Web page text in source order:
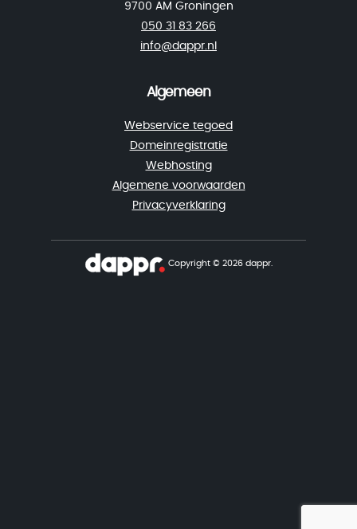
9700 AM Groningen
050 31 83 266
info@dappr.nl
Algemeen
Webservice tegoed
Domeinregistratie
Webhosting
Algemene voorwaarden
Privacyverklaring
Copyright © 2026 dappr.